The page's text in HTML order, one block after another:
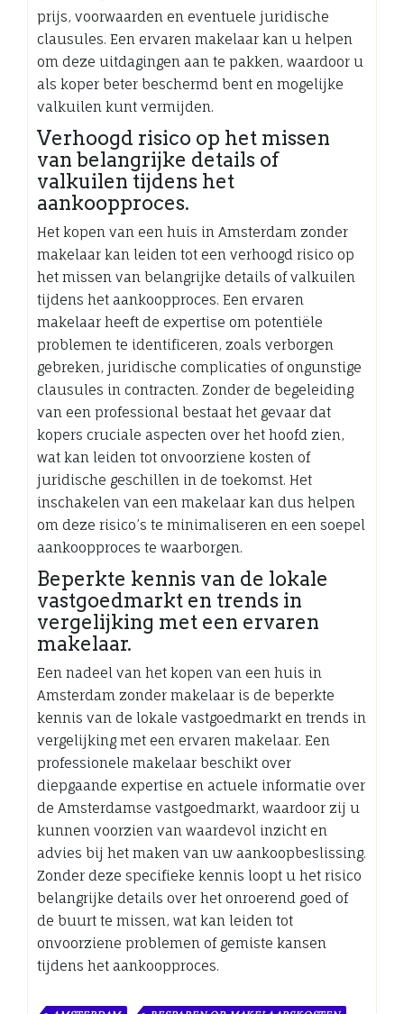
prijs, voorwaarden en eventuele juridische
clausules. Een ervaren makelaar kan u helpen
om deze uitdagingen aan te pakken, waardoor u
als koper beter beschermd bent en mogelijke
valkuilen kunt vermijden.
Verhoogd risico op het missen
van belangrijke details of
valkuilen tijdens het
aankoopproces.
Het kopen van een huis in Amsterdam zonder
makelaar kan leiden tot een verhoogd risico op
het missen van belangrijke details of valkuilen
tijdens het aankoopproces. Een ervaren
makelaar heeft de expertise om potentiële
problemen te identificeren, zoals verborgen
gebreken, juridische complicaties of ongunstige
clausules in contracten. Zonder de begeleiding
van een professional bestaat het gevaar dat
kopers cruciale aspecten over het hoofd zien,
wat kan leiden tot onvoorziene kosten of
juridische geschillen in de toekomst. Het
inschakelen van een makelaar kan dus helpen
om deze risico’s te minimaliseren en een soepel
aankoopproces te waarborgen.
Beperkte kennis van de lokale
vastgoedmarkt en trends in
vergelijking met een ervaren
makelaar.
Een nadeel van het kopen van een huis in
Amsterdam zonder makelaar is de beperkte
kennis van de lokale vastgoedmarkt en trends in
vergelijking met een ervaren makelaar. Een
professionele makelaar beschikt over
diepgaande expertise en actuele informatie over
de Amsterdamse vastgoedmarkt, waardoor zij u
kunnen voorzien van waardevol inzicht en
advies bij het maken van uw aankoopbeslissing.
Zonder deze specifieke kennis loopt u het risico
belangrijke details over het onroerend goed of
de buurt te missen, wat kan leiden tot
onvoorziene problemen of gemiste kansen
tijdens het aankoopproces.